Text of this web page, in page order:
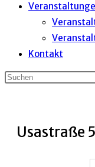
Kontakt
Usastraße